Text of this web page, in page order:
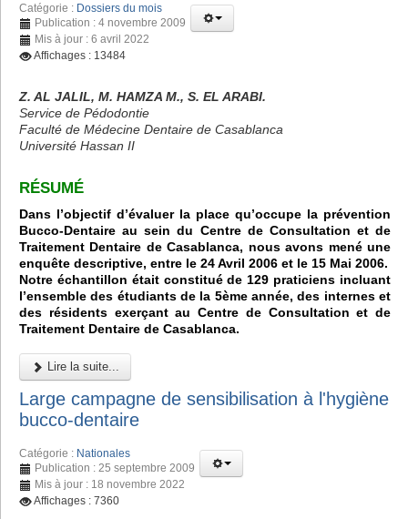
Catégorie : Dossiers du mois
Publication : 4 novembre 2009
Mis à jour : 6 avril 2022
Affichages : 13484
Z. AL JALIL, M. HAMZA M., S. EL ARABI.
Service de Pédodontie
Faculté de Médecine Dentaire de Casablanca
Université Hassan II
RÉSUMÉ
Dans l’objectif d’évaluer la place qu’occupe la prévention
Bucco-Dentaire au sein du Centre de Consultation et de
Traitement Dentaire de Casablanca, nous avons mené une
enquête descriptive, entre le 24 Avril 2006 et le 15 Mai 2006.
Notre échantillon était constitué de 129 praticiens incluant
l’ensemble des étudiants de la 5ème année, des internes et
des résidents exerçant au Centre de Consultation et de
Traitement Dentaire de Casablanca.
Lire la suite...
Large campagne de sensibilisation à l'hygiène
bucco-dentaire
Catégorie : Nationales
Publication : 25 septembre 2009
Mis à jour : 18 novembre 2022
Affichages : 7360